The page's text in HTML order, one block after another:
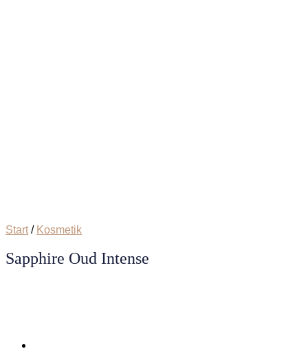
Start / Kosmetik
Sapphire Oud Intense